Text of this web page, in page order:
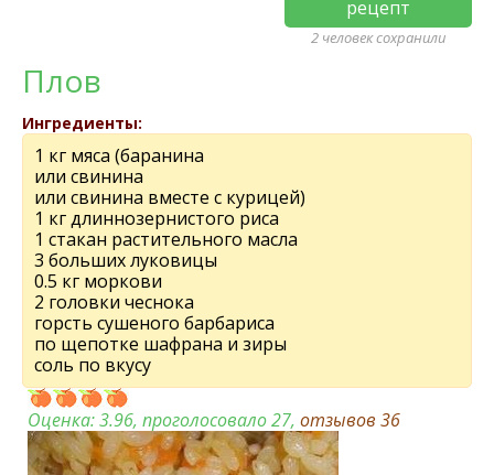
рецепт
2 человек сохранили
Плов
Ингредиенты:
1 кг мяса (баранина
или свинина
или свинина вместе с курицей)
1 кг длиннозернистого риса
1 стакан растительного масла
3 больших луковицы
0.5 кг моркови
2 головки чеснока
горсть сушеного барбариса
по щепотке шафрана и зиры
соль по вкусу
Оценка:3.96, проголосовало 27, отзывов 36